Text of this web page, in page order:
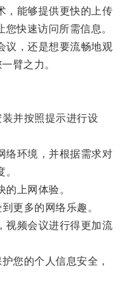
能够提供更快的上传
快速访问所需信息。
，还是想要流畅地观
臂之力。
并按照提示进行设
环境，并根据需求对
上网体验。
更多的网络乐趣。
频会议进行得更加流
您的个人信息安全，